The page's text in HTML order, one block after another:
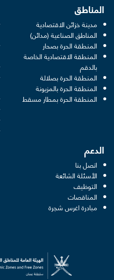
المناطق
مدينة خزائن الاقتصادية
المناطق الصناعية (مدائن)
المنطقة الحرة بصحار
المنطقة الاقتصادية الخاصة
بالدقم
المنطقة الحرة بصلالة
المنطقة الحرة بالمزيونة
المنطقة الحرة بمطار مسقط
الدعم
اتصل بنا
الأسئلة الشائعة
التوظيف
المناقصات
مبادرة اغرس شجرة